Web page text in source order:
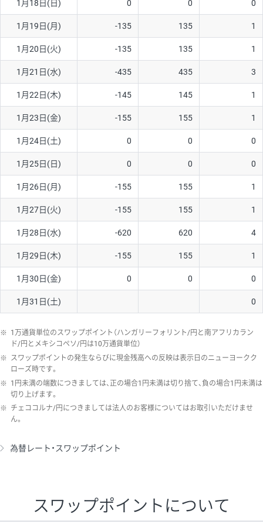
1月18日(日) 0 0 0
1月19日(月) -135 135 1
1月20日(火) -135 135 1
1月21日(水) -435 435 3
1月22日(木) -145 145 1
1月23日(金) -155 155 1
1月24日(土) 0 0 0
1月25日(日) 0 0 0
1月26日(月) -155 155 1
1月27日(火) -155 155 1
1月28日(水) -620 620 4
1月29日(木) -155 155 1
1月30日(金) 0 0 0
1月31日(土) 0
※ 1万通貨単位のスワップポイント（ハンガリーフォリント/円と南アフリカラン
ド/円とメキシコペソ/円は10万通貨単位）
※ スワップポイントの発生ならびに現金残高への反映は表示日のニューヨークク
ローズ時です。
※ 1円未満の端数につきましては、正の場合1円未満は切り捨て、負の場合1円未満は
切り上げます。
※ チェココルナ/円につきましては法人のお客様についてはお取引いただけませ
ん。
為替レート・スワップポイント
スワップポイントについて